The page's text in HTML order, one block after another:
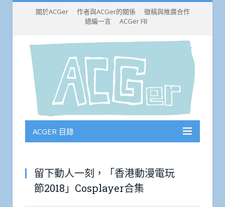
關於ACGer 作者與ACGer的關係
徵稿與推廣合作
總編一言
ACGer FB
ACGER 目錄
留下動人一刻，「香港動漫電玩
節2018」Cosplayer合集